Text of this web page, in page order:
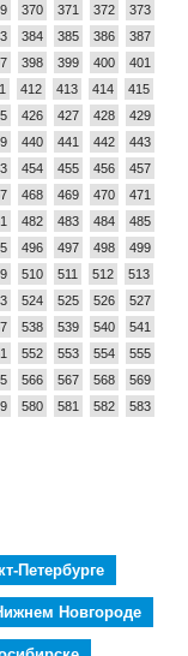
370 371 372
373
384 385 386
387
398 399 400
401
412 413 414
415
426 427 428
429
440 441 442
443
454 455 456
457
468 469 470
471
482 483 484
485
496 497 498
499
510 511 512
513
524 525 526
527
538 539 540
541
552 553 554
555
566 567 568
569
580 581 582
583
Петербурге
Новгороде